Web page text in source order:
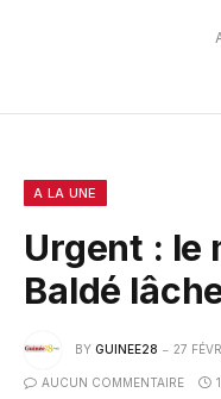
A LA UNE
Urgent : le
Baldé
BY GUINEE28 27
AUCUN COMMENTAIRE